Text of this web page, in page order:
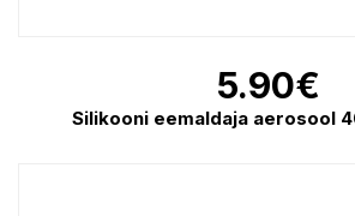
5.90€
Silikooni eemaldaja aerosool